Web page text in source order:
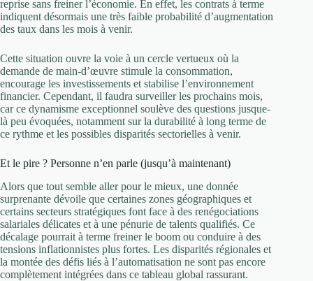
reprise sans freiner l’économie. En effet, les contrats à terme
indiquent désormais une très faible probabilité d’augmentation
des taux dans les mois à venir.
Cette situation ouvre la voie à un cercle vertueux où la
demande de main-d’œuvre stimule la consommation,
encourage les investissements et stabilise l’environnement
financier. Cependant, il faudra surveiller les prochains mois,
car ce dynamisme exceptionnel soulève des questions jusque-
là peu évoquées, notamment sur la durabilité à long terme de
ce rythme et les possibles disparités sectorielles à venir.
Et le pire ? Personne n’en parle (jusqu’à maintenant)
Alors que tout semble aller pour le mieux, une donnée
surprenante dévoile que certaines zones géographiques et
certains secteurs stratégiques font face à des renégociations
salariales délicates et à une pénurie de talents qualifiés. Ce
décalage pourrait à terme freiner le boom ou conduire à des
tensions inflationnistes plus fortes. Les disparités régionales et
la montée des défis liés à l’automatisation ne sont pas encore
complètement intégrées dans ce tableau global rassurant.